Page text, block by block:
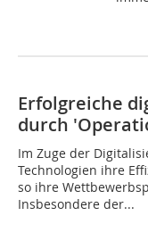
Erfolgreiche
durch
Im Zuge der
Technologien ihre
so ihre
Insbesondere der...